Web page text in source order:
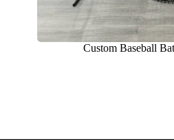
Custom Baseball